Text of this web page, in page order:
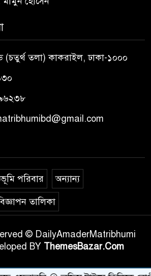
তলা) কাকরাইল, ঢাকা-১০০০
পরিবার অন্যান্য
তালিকা
© DailyAmaderMatribhumi
BY ThemesBazar.Com